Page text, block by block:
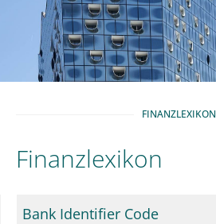
FINANZLEXIKON
Finanzlexikon
Bank Identifier Code